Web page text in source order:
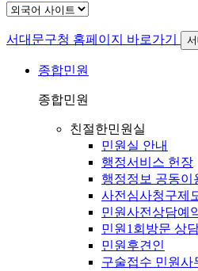
서대문구청 홈페이지 바로가기
종합민원
종합민원
친절한민원실
민원실 안내
행정서비스 헌장
행정정보 공동이
사전심사청구제
민원사전상담예
민원1회방문 상
민원후견인
구술접수 민원사